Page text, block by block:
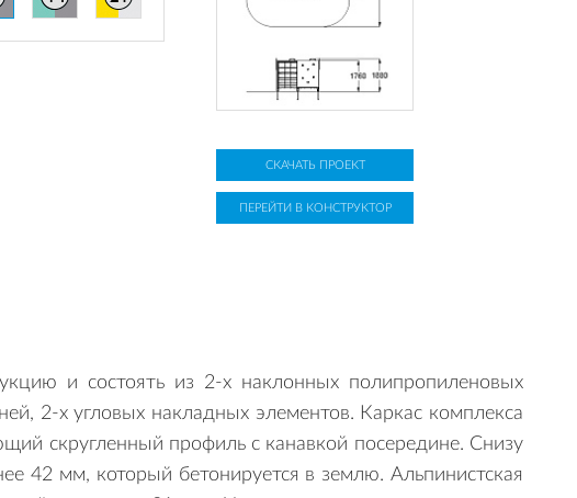
СКАЧАТЬ ПРОЕКТ
ПЕРЕЙТИ В КОНСТРУКТОР
и состоять из 2-х наклонных полипропиленовых
2-х угловых накладных элементов. Каркас комплекса
скругленный профиль с канавкой посередине. Снизу
42 мм, который бетонируется в землю. Альпинистская